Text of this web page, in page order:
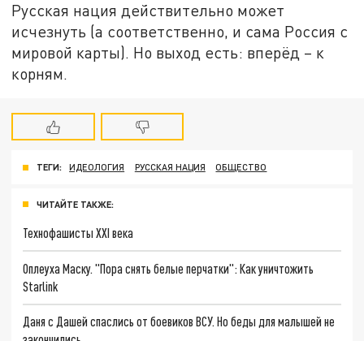
Русская нация действительно может
исчезнуть (а соответственно, и сама Россия с
мировой карты). Но выход есть: вперёд – к
корням.
ТЕГИ: ИДЕОЛОГИЯ РУССКАЯ НАЦИЯ ОБЩЕСТВО
ЧИТАЙТЕ ТАКЖЕ:
Технофашисты XXI века
Оплеуха Маску. "Пора снять белые перчатки": Как уничтожить
Starlink
Даня с Дашей спаслись от боевиков ВСУ. Но беды для малышей не